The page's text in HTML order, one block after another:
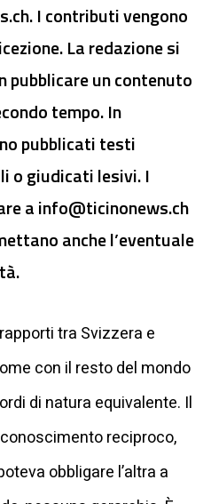
I contributi vengono
La redazione si
pubblicare un contenuto
tempo. In
pubblicati testi
o giudicati lesivi. I
ainfo@ticinonews.ch
anche l’eventuale
tra Svizzera e
con il resto del mondo
di natura equivalente. Il
reciproco,
obbligare l’altra a